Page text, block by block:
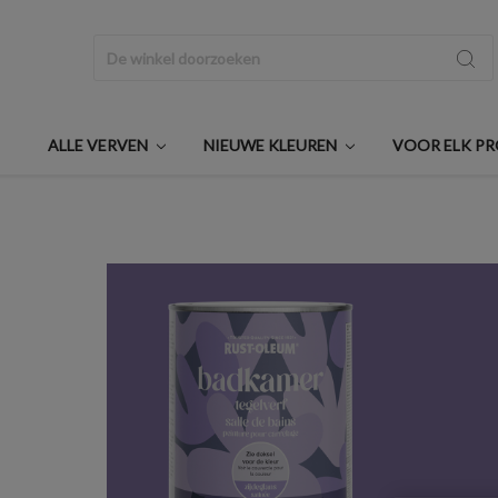
ALLE VERVEN NIEUWE KLEUREN VOOR ELK